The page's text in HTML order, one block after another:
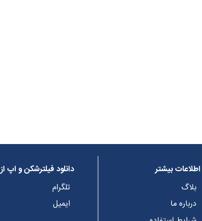
اطلاعات بیشتر
بلاگ
درباره ما
دانلود فیلترشکن و اپ از
تلگرام
ایمیل